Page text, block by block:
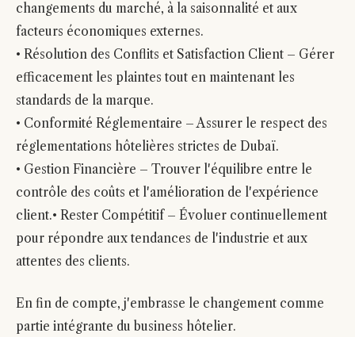
changements du marché, à la saisonnalité et aux
facteurs économiques externes.
• Résolution des Conflits et Satisfaction Client – Gérer
efficacement les plaintes tout en maintenant les
standards de la marque.
• Conformité Réglementaire – Assurer le respect des
réglementations hôtelières strictes de Dubaï.
• Gestion Financière – Trouver l'équilibre entre le
contrôle des coûts et l'amélioration de l'expérience
client.• Rester Compétitif – Évoluer continuellement
pour répondre aux tendances de l'industrie et aux
attentes des clients.
En fin de compte, j'embrasse le changement comme
partie intégrante du business hôtelier.